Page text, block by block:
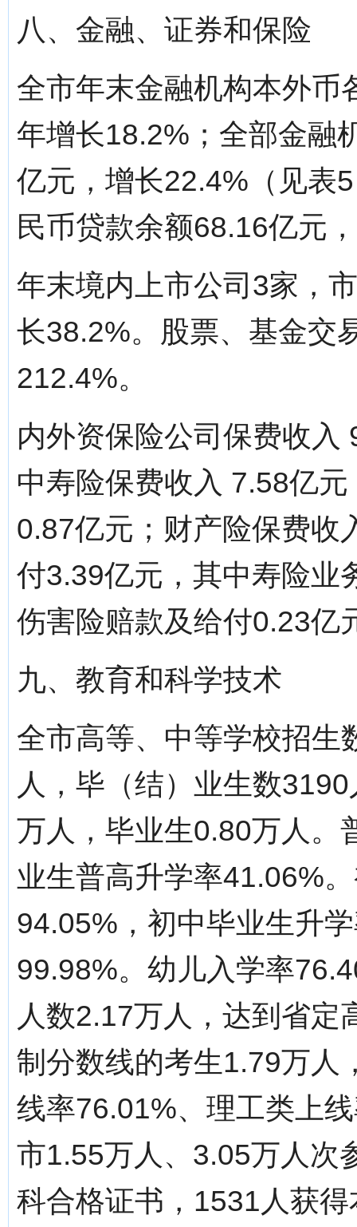
八、金融、证券和保险
全市年末金融机构本外币
年增长18.2%；全部金融
亿元，增长22.4%（见表
民币贷款余额68.16亿元
年末境内上市公司3家，
长38.2%。股票、基金交
212.4%。
内外资保险公司保费收入
中寿险保费收入 7.58亿
0.87亿元；财产险保费收
付3.39亿元，其中寿险业
伤害险赔款及给付0.23亿
九、教育和科学技术
全市高等、中等学校招生
人，毕（结）业生数
万人，毕业生0.80万人。
业生普高升学率41.06%
94.05%，初中毕业生升
99.98%。幼儿入学率
人数2.17万人，达到省定
制分数线的考生1.79万人
线率76.01%、理工类上
市1.55万人、3.05万人次
科合格证书，1531人获